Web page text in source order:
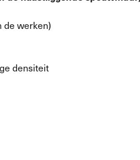
de werken)
densiteit